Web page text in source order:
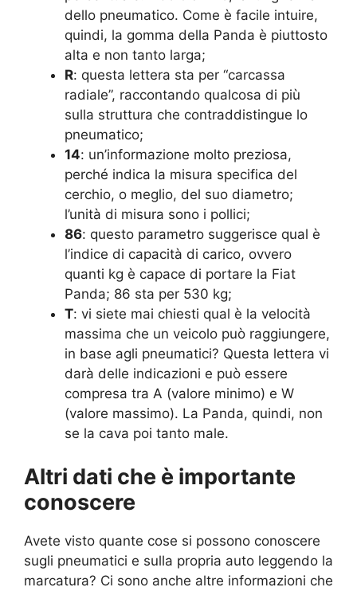
dello pneumatico. Come è facile intuire,
quindi, la gomma della Panda è piuttosto
alta e non tanto larga;
R: questa lettera sta per “carcassa
radiale”, raccontando qualcosa di più
sulla struttura che contraddistingue lo
pneumatico;
14: un’informazione molto preziosa,
perché indica la misura specifica del
cerchio, o meglio, del suo diametro;
l’unità di misura sono i pollici;
86: questo parametro suggerisce qual è
l’indice di capacità di carico, ovvero
quanti kg è capace di portare la Fiat
Panda; 86 sta per 530 kg;
T: vi siete mai chiesti qual è la velocità
massima che un veicolo può raggiungere,
in base agli pneumatici? Questa lettera vi
darà delle indicazioni e può essere
compresa tra A (valore minimo) e W
(valore massimo). La Panda, quindi, non
se la cava poi tanto male.
Altri dati che è importante
conoscere
Avete visto quante cose si possono conoscere
sugli pneumatici e sulla propria auto leggendo la
marcatura? Ci sono anche altre informazioni che